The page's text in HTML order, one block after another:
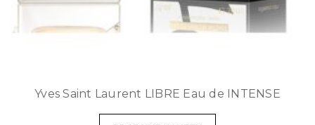
Yves Saint Laurent LIBRE Eau de INTENSE